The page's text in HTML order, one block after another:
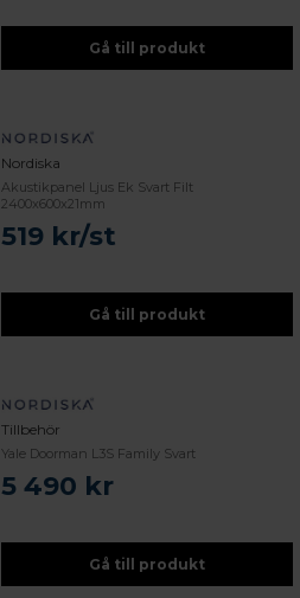
Gå till produkt
Nordiska
Akustikpanel Ljus Ek Svart Filt
2400x600x21mm
519 kr/st
Gå till produkt
Tillbehör
Yale Doorman L3S Family Svart
5 490 kr
Gå till produkt